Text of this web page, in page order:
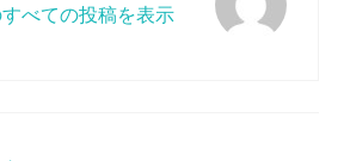
べての投稿を表示